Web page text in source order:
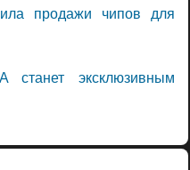
продажи чипов для
станет эксклюзивным